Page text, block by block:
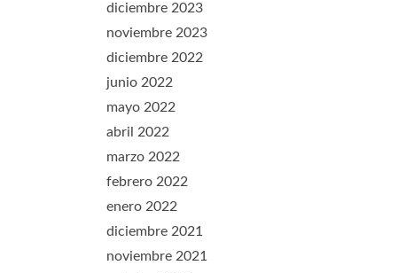
diciembre 2023
noviembre 2023
diciembre 2022
junio 2022
mayo 2022
abril 2022
marzo 2022
febrero 2022
enero 2022
diciembre 2021
noviembre 2021